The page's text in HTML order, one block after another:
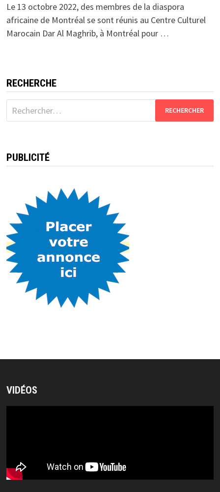
Le 13 octobre 2022, des membres de la diaspora
africaine de Montréal se sont réunis au Centre Culturel
Marocain Dar Al Maghrib, à Montréal pour …
RECHERCHE
Rechercher :
PUBLICITÉ
VIDÉOS